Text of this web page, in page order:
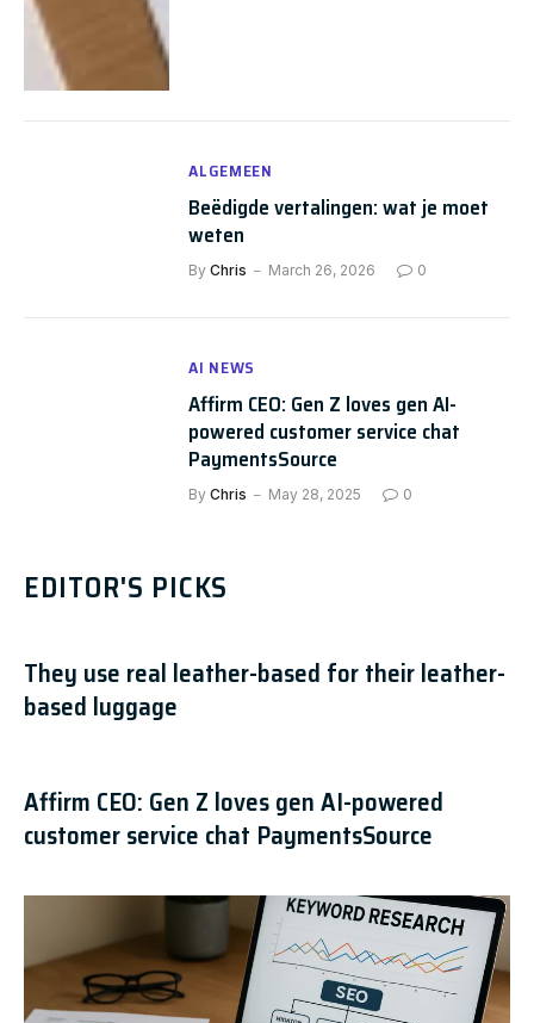
ALGEMEEN
Beëdigde vertalingen: wat je moet
weten
By Chris March 26, 2026 0
AI NEWS
Affirm CEO: Gen Z loves gen AI-
powered customer service chat
PaymentsSource
By Chris May 28, 2025 0
EDITOR'S PICKS
They use real leather-based for their leather-
based luggage
Affirm CEO: Gen Z loves gen AI-powered
customer service chat PaymentsSource